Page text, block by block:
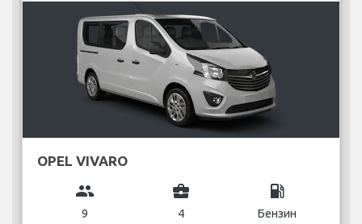
OPEL VIVARO
group
9
business_center
4
local_gas_station
Бензин